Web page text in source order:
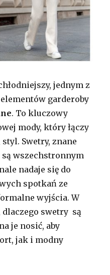
jednym z
garderoby
. To kluczowy
mody, który łączy
Swetry, znane
wszechstronnym
nadaje się do
spotkań ze
wyjścia. W
swetry są
je nosić, aby
jak i modny